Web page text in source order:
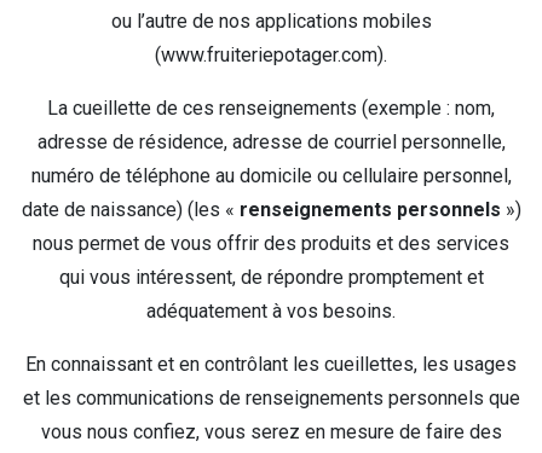
ou l’autre de nos applications mobiles
(www.fruiteriepotager.com).
La cueillette de ces renseignements (exemple : nom,
adresse de résidence, adresse de courriel personnelle,
numéro de téléphone au domicile ou cellulaire personnel,
date de naissance) (les « renseignements personnels »)
nous permet de vous offrir des produits et des services
qui vous intéressent, de répondre promptement et
adéquatement à vos besoins.
En connaissant et en contrôlant les cueillettes, les usages
et les communications de renseignements personnels que
vous nous confiez, vous serez en mesure de faire des